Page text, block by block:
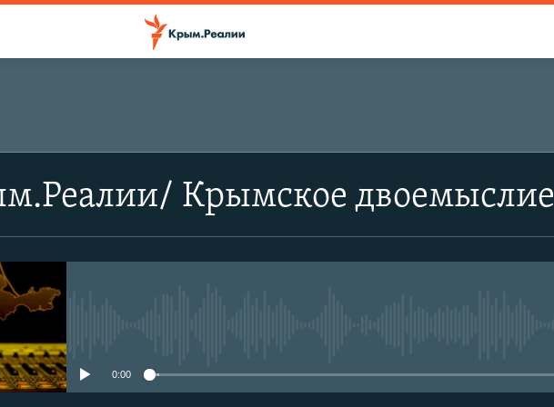
Крымское двоемыслие
0:00